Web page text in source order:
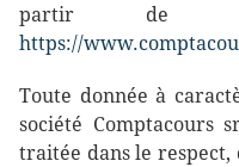
partir de
https://
Toute donnée à
société Comptacours
traitée dans le respect,